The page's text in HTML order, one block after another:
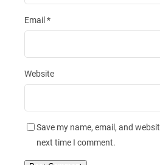
Email *
Website
Save my name, email, and
next time I comment.